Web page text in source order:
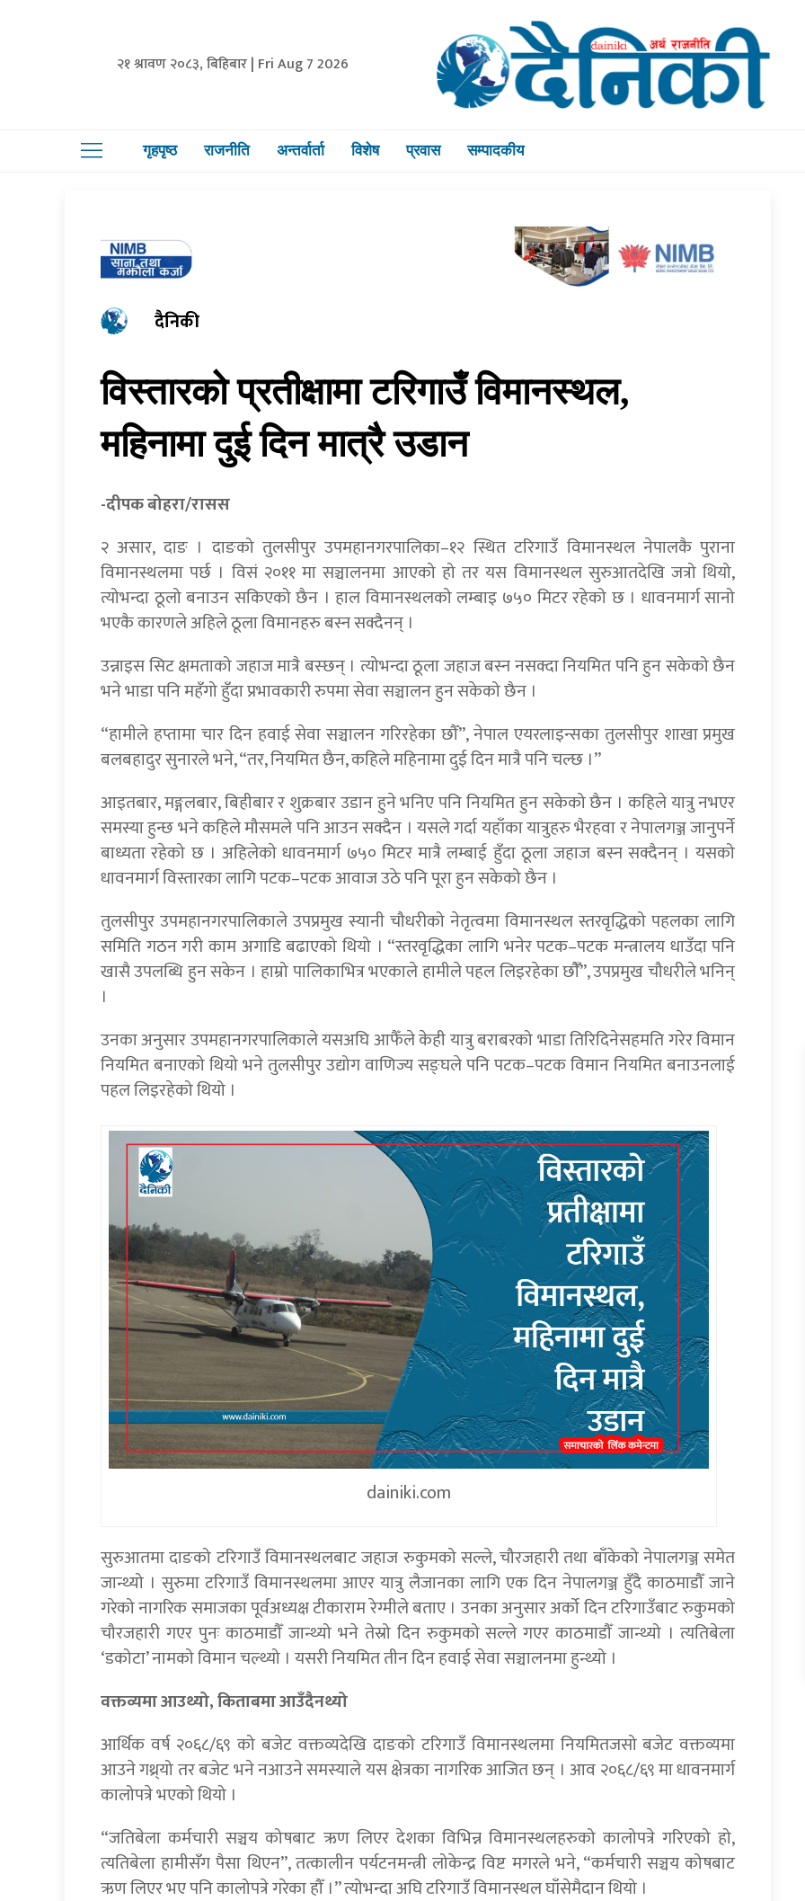
२१ श्रावण २०८३, बिहिबार | Fri Aug 7 2026
गृहपृष्ठ राजनीति अन्तर्वार्ता विशेष प्रवास सम्पादकीय
दैनिकी
विस्तारको प्रतीक्षामा टरिगाउँ विमानस्थल,
महिनामा दुई दिन मात्रै उडान
-दीपक बोहरा/रासस
२ असार, दाङ । दाङको तुलसीपुर उपमहानगरपालिका–१२ स्थित टरिगाउँ विमानस्थल नेपालकै पुराना
विमानस्थलमा पर्छ । विसं २०११ मा सञ्चालनमा आएको हो तर यस विमानस्थल सुरुआतदेखि जत्रो थियो,
त्योभन्दा ठूलो बनाउन सकिएको छैन । हाल विमानस्थलको लम्बाइ ७५० मिटर रहेको छ । धावनमार्ग सानो
भएकै कारणले अहिले ठूला विमानहरु बस्न सक्दैनन् ।
उन्नाइस सिट क्षमताको जहाज मात्रै बस्छन् । त्योभन्दा ठूला जहाज बस्न नसक्दा नियमित पनि हुन सकेको छैन
भने भाडा पनि महँगो हुँदा प्रभावकारी रुपमा सेवा सञ्चालन हुन सकेको छैन ।
“हामीले हप्तामा चार दिन हवाई सेवा सञ्चालन गरिरहेका छौँ”, नेपाल एयरलाइन्सका तुलसीपुर शाखा प्रमुख
बलबहादुर सुनारले भने, “तर, नियमित छैन, कहिले महिनामा दुई दिन मात्रै पनि चल्छ ।”
आइतबार, मङ्गलबार, बिहीबार र शुक्रबार उडान हुने भनिए पनि नियमित हुन सकेको छैन । कहिले यात्रु नभएर
समस्या हुन्छ भने कहिले मौसमले पनि आउन सक्दैन । यसले गर्दा यहाँका यात्रुहरु भैरहवा र नेपालगञ्ज जानुपर्ने
बाध्यता रहेको छ । अहिलेको धावनमार्ग ७५० मिटर मात्रै लम्बाई हुँदा ठूला जहाज बस्न सक्दैनन् । यसको
धावनमार्ग विस्तारका लागि पटक–पटक आवाज उठे पनि पूरा हुन सकेको छैन ।
तुलसीपुर उपमहानगरपालिकाले उपप्रमुख स्यानी चौधरीको नेतृत्वमा विमानस्थल स्तरवृद्धिको पहलका लागि
समिति गठन गरी काम अगाडि बढाएको थियो । “स्तरवृद्धिका लागि भनेर पटक–पटक मन्त्रालय धाउँदा पनि
खासै उपलब्धि हुन सकेन । हाम्रो पालिकाभित्र भएकाले हामीले पहल लिइरहेका छौंँ”, उपप्रमुख चौधरीले भनिन्
।
उनका अनुसार उपमहानगरपालिकाले यसअघि आफैँले केही यात्रु बराबरको भाडा तिरिदिनेसहमति गरेर विमान
नियमित बनाएको थियो भने तुलसीपुर उद्योग वाणिज्य सङ्घले पनि पटक–पटक विमान नियमित बनाउनलाई
पहल लिइरहेको थियो ।
dainiki.com
सुरुआतमा दाङको टरिगाउँ विमानस्थलबाट जहाज रुकुमको सल्ले, चौरजहारी तथा बाँकेको नेपालगञ्ज समेत
जान्थ्यो । सुरुमा टरिगाउँ विमानस्थलमा आएर यात्रु लैजानका लागि एक दिन नेपालगञ्ज हुँदै काठमाडौँ जाने
गरेको नागरिक समाजका पूर्वअध्यक्ष टीकाराम रेग्मीले बताए । उनका अनुसार अर्को दिन टरिगाउँबाट रुकुमको
चौरजहारी गएर पुनः काठमाडौँ जान्थ्यो भने तेस्रो दिन रुकुमको सल्ले गएर काठमाडौँ जान्थ्यो । त्यतिबेला
‘डकोटा’ नामको विमान चल्थ्यो । यसरी नियमित तीन दिन हवाई सेवा सञ्चालनमा हुन्थ्यो ।
वक्तव्यमा आउथ्यो, किताबमा आउँदैनथ्यो
आर्थिक वर्ष २०६८/६९ को बजेट वक्तव्यदेखि दाङको टरिगाउँ विमानस्थलमा नियमितजसो बजेट वक्तव्यमा
आउने गथ्र्यो तर बजेट भने नआउने समस्याले यस क्षेत्रका नागरिक आजित छन् । आव २०६८/६९ मा धावनमार्ग
कालोपत्रे भएको थियो ।
“जतिबेला कर्मचारी सञ्चय कोषबाट ऋण लिएर देशका विभिन्न विमानस्थलहरुको कालोपत्रे गरिएको हो,
त्यतिबेला हामीसँग पैसा थिएन”, तत्कालीन पर्यटनमन्त्री लोकेन्द्र विष्ट मगरले भने, “कर्मचारी सञ्चय कोषबाट
ऋण लिएर भए पनि कालोपत्रे गरेका हौँ ।” त्योभन्दा अघि टरिगाउँ विमानस्थल घाँसेमैदान थियो ।